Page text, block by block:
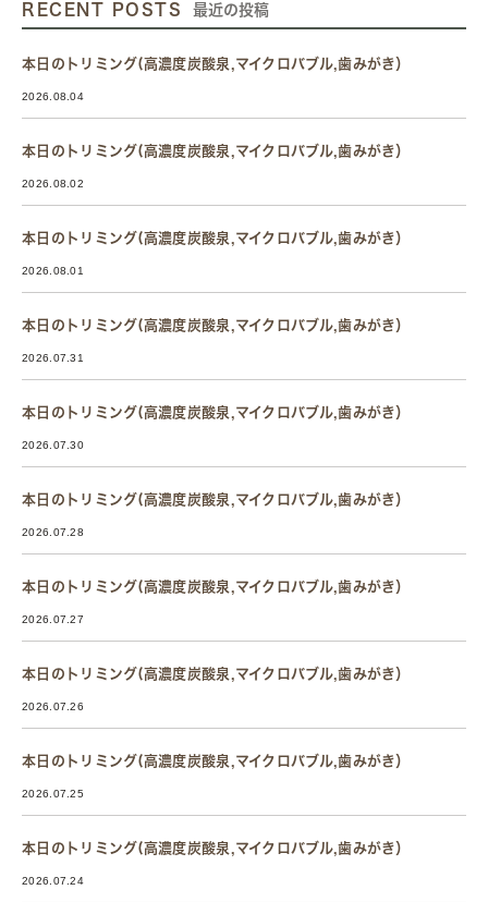
RECENT POSTS 最近の投稿
本日のトリミング(高濃度炭酸泉,マイクロバブル,歯みがき）
2026.08.04
本日のトリミング(高濃度炭酸泉,マイクロバブル,歯みがき）
2026.08.02
本日のトリミング(高濃度炭酸泉,マイクロバブル,歯みがき）
2026.08.01
本日のトリミング(高濃度炭酸泉,マイクロバブル,歯みがき）
2026.07.31
本日のトリミング(高濃度炭酸泉,マイクロバブル,歯みがき）
2026.07.30
本日のトリミング(高濃度炭酸泉,マイクロバブル,歯みがき）
2026.07.28
本日のトリミング(高濃度炭酸泉,マイクロバブル,歯みがき）
2026.07.27
本日のトリミング(高濃度炭酸泉,マイクロバブル,歯みがき）
2026.07.26
本日のトリミング(高濃度炭酸泉,マイクロバブル,歯みがき）
2026.07.25
本日のトリミング(高濃度炭酸泉,マイクロバブル,歯みがき）
2026.07.24